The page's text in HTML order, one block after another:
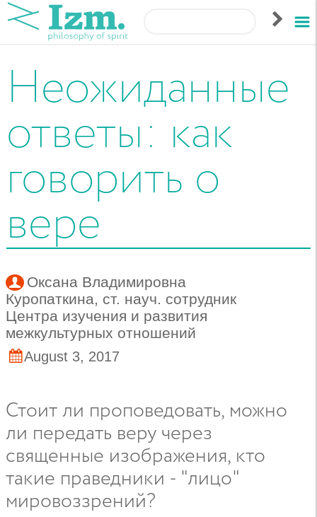
Неожиданные
ответы: как
говорить о
вере
Оксана Владимировна
Куропаткина, ст. науч. сотрудник
Центра изучения и развития
межкультурных отношений
August 3, 2017
Стоит ли проповедовать, можно
ли передать веру через
священные изображения, кто
такие праведники - "лицо"
мировоззрений?